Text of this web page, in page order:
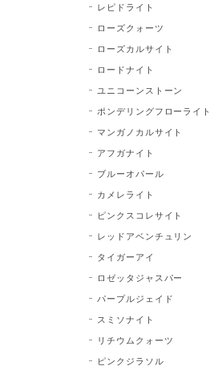
レピドライト
ローズクォーツ
ローズカルサイト
ロードナイト
ユニコーンストーン
ポンデリングフローライト
マンガノカルサイト
アフガナイト
ブルーオパール
カメレライト
ピンクスコレサイト
レッドアベンチュリン
タイガーアイ
ロゼッタジャスパー
パープルジェイド
スミソナイト
リチウムクォーツ
ピンクジラソル